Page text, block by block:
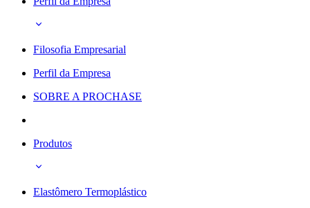
Filosofia Empresarial
Perfil da Empresa
SOBRE A PROCHASE
Produtos
Elastômero Termoplástico